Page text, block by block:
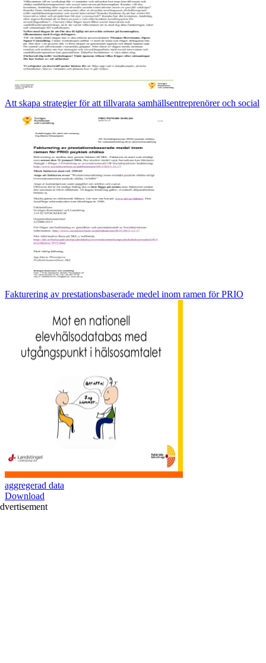
Att skapa strategier för att tillvarata samhällsentreprenörer och social
Fakturering av prestationsbaserade medel inom ramen för PRIO
aggregerad data
Download